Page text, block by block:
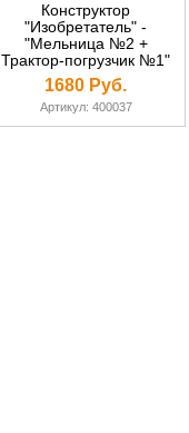
Конструктор
"Изобретатель" -
"Мельница №2 +
Трактор-погрузчик №1"
(330 элементов) (в
пакете)
1680 Руб.
Артикул: 400037